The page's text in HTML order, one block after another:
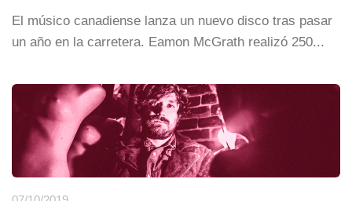
El músico canadiense lanza un nuevo disco tras pasar
un año en la carretera. Eamon McGrath realizó 250...